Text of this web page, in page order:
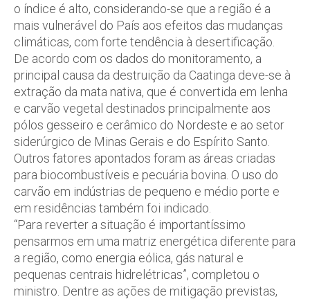
o índice é alto, considerando-se que a região é a
mais vulnerável do País aos efeitos das mudanças
climáticas, com forte tendência à desertificação.
De acordo com os dados do monitoramento, a
principal causa da destruição da Caatinga deve-se à
extração da mata nativa, que é convertida em lenha
e carvão vegetal destinados principalmente aos
pólos gesseiro e cerâmico do Nordeste e ao setor
siderúrgico de Minas Gerais e do Espírito Santo.
Outros fatores apontados foram as áreas criadas
para biocombustíveis e pecuária bovina. O uso do
carvão em indústrias de pequeno e médio porte e
em residências também foi indicado.
“Para reverter a situação é importantíssimo
pensarmos em uma matriz energética diferente para
a região, como energia eólica, gás natural e
pequenas centrais hidrelétricas”, completou o
ministro. Dentre as ações de mitigação previstas,